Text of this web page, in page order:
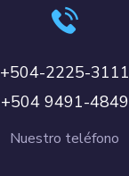
+504-2225-3111
+504 9491-4849
Nuestro teléfono